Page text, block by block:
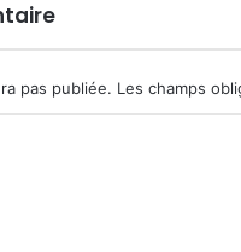
pas publiée. Les champs